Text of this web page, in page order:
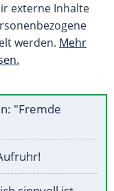
externe Inhalte
werden. Mehr
"Fremde